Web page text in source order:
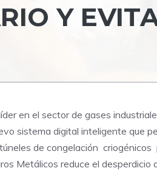
Y
en el sector de gases
sistema digital inteligente que
de congelación
Metálicos reduce el